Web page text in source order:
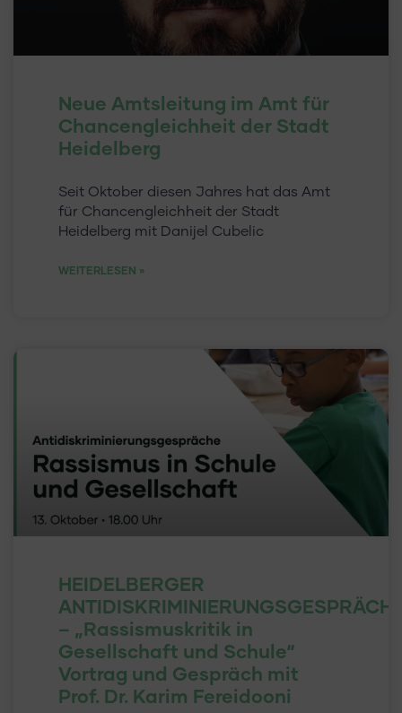
Neue Amtsleitung im Amt für
Chancengleichheit der Stadt
Heidelberg
Seit Oktober diesen Jahres hat das Amt
für Chancengleichheit der Stadt
Heidelberg mit Danijel Cubelic
WEITERLESEN »
HEIDELBERGER
– „Rassismuskritik in
Gesellschaft und Schule“
Vortrag und Gespräch mit
Prof. Dr. Karim Fereidooni